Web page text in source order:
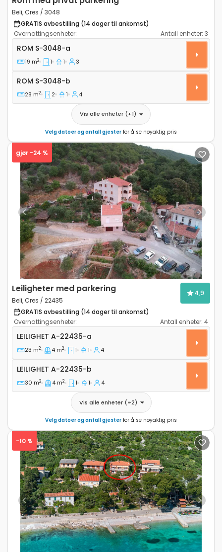
Beli, Cres / 3048
GRATIS avbestilling (14 dager til ankomst)
Overnattingsenheter:
Antall enheter: 3
Rom Beli, Cres S-3048-a
ROM S-3048-a
19 m2 1 1 3
Rom S-3048-b
ROM S-3048-b
28 m2 2 1 4
Vis alle enheter (+1)
Velg datoer og antall gjester for å se nøyaktig pris
Previous Next
gjør -24 %
Leiligheter med parkering
Beli, Cres / 22435
4,9
GRATIS avbestilling (14 dager til ankomst)
Overnattingsenheter:
Antall enheter: 4
Ettroms leilighet Beli, Cres A-22435-a
LEILIGHET A-22435-a
23 m2 4 m2 1 1 4
Leilighet A-22435-b
LEILIGHET A-22435-b
30 m2 4 m2 1 1 4
Vis alle enheter(+2)
Velg datoer og antall gjester for å se nøyaktig pris
Previous Next
-10 %